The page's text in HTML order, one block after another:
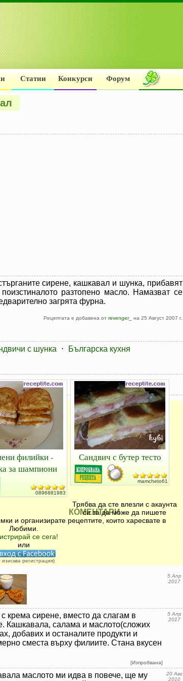
Статии Конкурси Форум
сирене, кашкавал и шунка, прибавят
разтопено масло. Намазват се
загрята фурна.
Рецептата е добавена от revenger_ на 25 Август 2007 г.
с шунка ⋅ Българска кухня
филийки -
за шампиони
0896881983
Сандвич с бутер тесто
mamcheto61
КОМЕНТАРИ
Трябва да сте влезли с акаунта
си за да може да пишете
и организирате рецептите, които харесвате в
Любими.
се сега!
или
изисква регистрация)
5 Апр
2017
крема сирене, вместо да слагам в
Кашкавала, салама и маслото(сложих
добавих и останалите продукти и
сместа върху филиите. Стана вкусен
[Изпробвана]
5 Апр
2017
маслото ми идва в повече, ще му
20 Авг
2010